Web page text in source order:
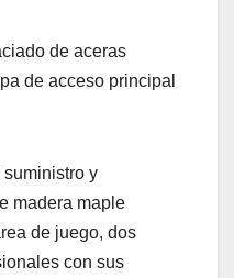
de aceras
de acceso principal
y
madera maple
de juego, dos
con sus